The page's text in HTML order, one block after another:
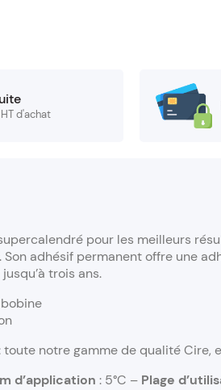
d'achat
pour les meilleurs
Son adhésif permanent offre une
trois ans.
toute notre gamme de qualité Cire,
d’application : 5°C – Plage